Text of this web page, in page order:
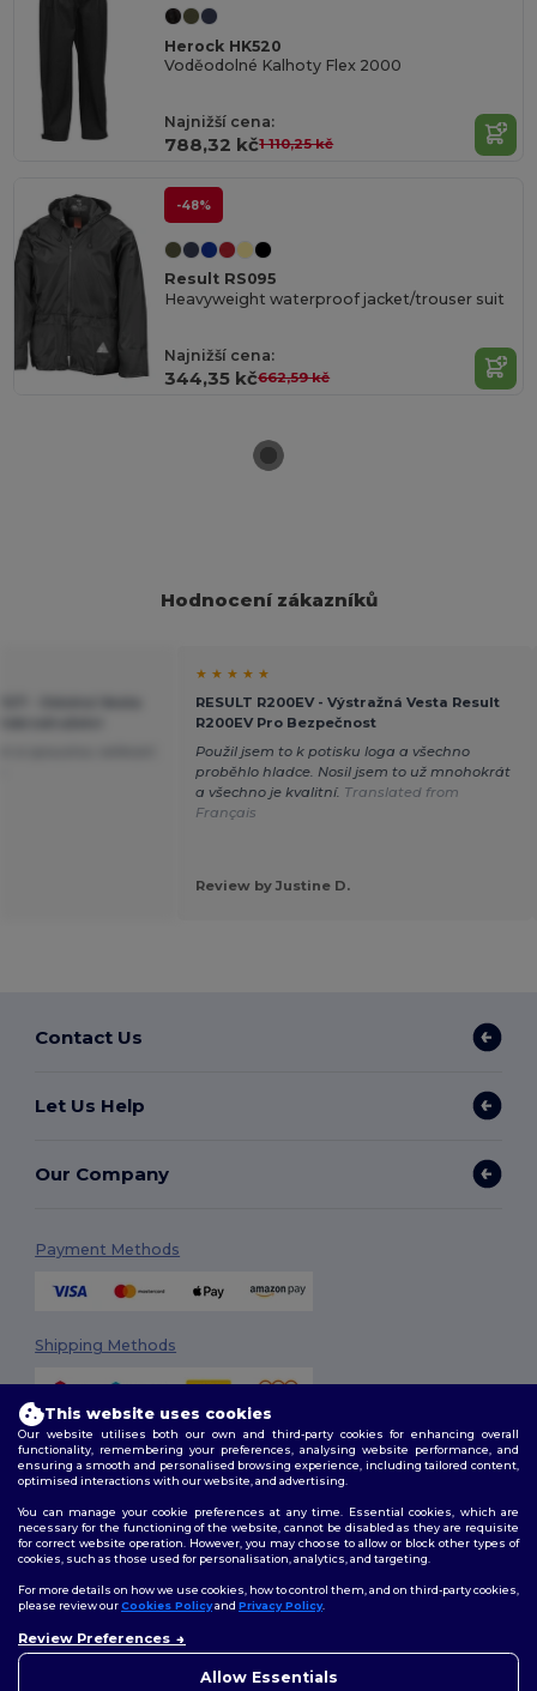
Herock HK520
Voděodolné Kalhoty Flex 2000
Najnižší cena:
788,32 kč1 110,25 kč
-48%
Result RS095
Heavyweight waterproof jacket/trouser suit
Najnižší cena:
344,35 kč662,59 kč
Hodnocení zákazníků
★ ★ ★ ★ ★
RESULT R200EV - Výstražná Vesta Result
R200EV Pro Bezpečnost
Použil jsem to k potisku loga a všechno
proběhlo hladce. Nosil jsem to už mnohokrát
a všechno je kvalitní. Translated from
Français
Review by Justine D.
Contact Us
Let Us Help
Our Company
Payment Methods
Shipping Methods
2026. All Rights Reserved
Terms & Conditions| Customization Policy
Policy|Site Map
Follow Us
This website uses cookies
Our website utilises both our own and third-party cookies for enhancing overall
functionality, remembering your preferences, analysing website performance, and
ensuring a smooth and personalised browsing experience, including tailored content,
optimised interactions with our website, and advertising.
You can manage your cookie preferences at any time. Essential cookies, which are
necessary for the functioning of the website, cannot be disabled as they are requisite
for correct website operation. However, you may choose to allow or block other types of
cookies, such as those used for personalisation, analytics, and targeting.
For more details on how we use cookies, how to control them, and on third-party cookies,
please review ourCookies Policyand Privacy Policy.
Review Preferences
Allow Essentials
nebo obavy, můžete nás